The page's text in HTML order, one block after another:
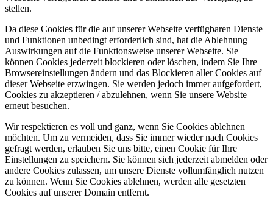
stellen.
Da diese Cookies für die auf unserer Webseite verfügbaren Dienste
und Funktionen unbedingt erforderlich sind, hat die Ablehnung
Auswirkungen auf die Funktionsweise unserer Webseite. Sie
können Cookies jederzeit blockieren oder löschen, indem Sie Ihre
Browsereinstellungen ändern und das Blockieren aller Cookies auf
dieser Webseite erzwingen. Sie werden jedoch immer aufgefordert,
Cookies zu akzeptieren / abzulehnen, wenn Sie unsere Website
erneut besuchen.
Wir respektieren es voll und ganz, wenn Sie Cookies ablehnen
möchten. Um zu vermeiden, dass Sie immer wieder nach Cookies
gefragt werden, erlauben Sie uns bitte, einen Cookie für Ihre
Einstellungen zu speichern. Sie können sich jederzeit abmelden oder
andere Cookies zulassen, um unsere Dienste vollumfänglich nutzen
zu können. Wenn Sie Cookies ablehnen, werden alle gesetzten
Cookies auf unserer Domain entfernt.